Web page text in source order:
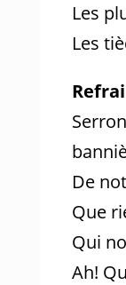
Les
Les
De
Que
Qui
Ah!